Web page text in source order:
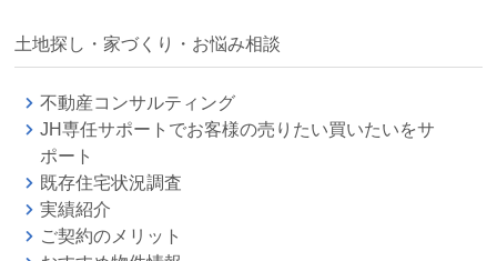
土地探し・家づくり・お悩み相談
不動産コンサルティング
JH専任サポートでお客様の売りたい買いたいをサ
ポート
既存住宅状況調査
実績紹介
ご契約のメリット